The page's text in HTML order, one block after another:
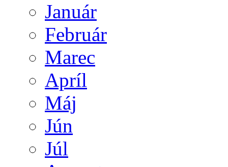
Január
Február
Marec
Apríl
Máj
Jún
Júl